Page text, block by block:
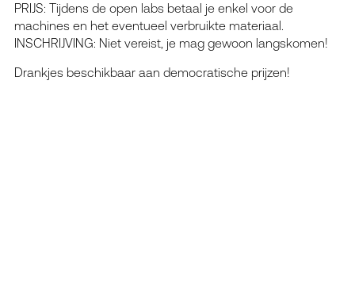
PRIJS: Tijdens de open labs betaal je enkel voor de
machines en het eventueel verbruikte materiaal.
INSCHRIJVING: Niet vereist, je mag gewoon langskomen!
Drankjes beschikbaar aan democratische prijzen!